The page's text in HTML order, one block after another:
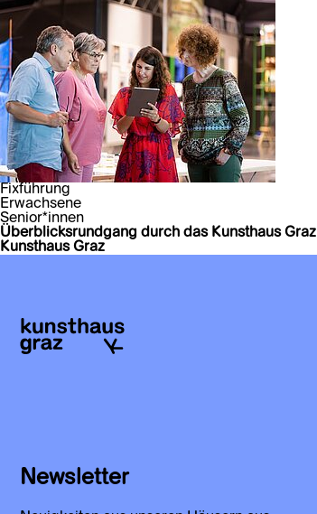
Fixführung
Erwachsene
Senior*innen
Überblicksrundgang durch das Kunsthaus Graz
Kunsthaus Graz
Newsletter